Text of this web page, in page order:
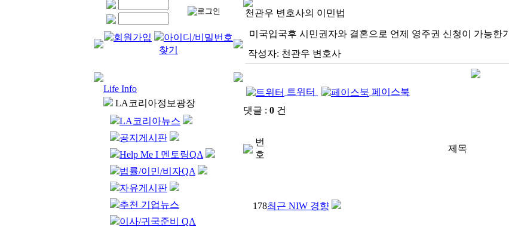
회원가입
아이디/비밀번호
찾기
Life Info
LA코리아정보광장
LA코리아뉴스
공지게시판
Help Me I 멘토링QA
법률/이민/비자QA
자유게시판
추천 기업뉴스
이사/귀국준비 QA
천관우 변호사의 이민법
미국입국후 시민권자와 결혼으로 언제 영주권 신청이 가능한가
작성자: 천관우 변호사
트위터
페이스북
댓글 : 0 건
번
호
제목
178최근 NIW 경향